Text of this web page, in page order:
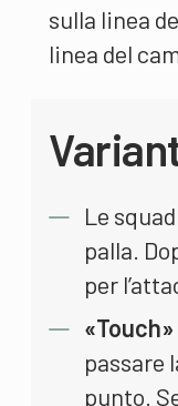
sulla linea
linea del
Le
palla.
per
passare
punto.